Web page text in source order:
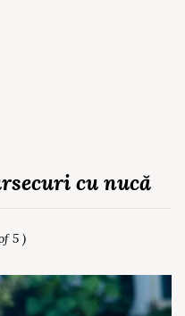
cu nucă
5 )